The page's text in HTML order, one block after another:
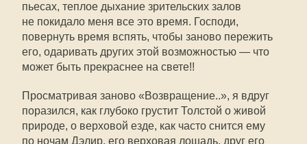
пьесах, теплое дыхание зрительских залов
не покидало меня все это время. Господи,
повернуть время вспять, чтобы заново пережить
его, одаривать других этой возможностью — что
может быть прекраснее на свете!!
Просматривая заново «Возвращение..», я вдруг
поразился, как глубоко грустит Толстой о живой
природе, о верховой езде, как часто снится ему
по ночам Дэлир, его верховая лошадь, друг его